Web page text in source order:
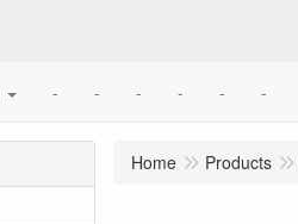
- - - - - -
Home Products